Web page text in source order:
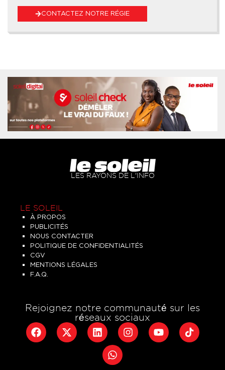
CONTACTEZ NOTRE RÉGIE
LES RAYONS DE L'INFO
LE SOLEIL
À PROPOS
PUBLICITÉS
NOUS CONTACTER
POLITIQUE DE CONFIDENTIALITÉS
CGV
MENTIONS LÉGALES
F.A.Q.
Rejoignez notre communauté sur les
réseaux sociaux